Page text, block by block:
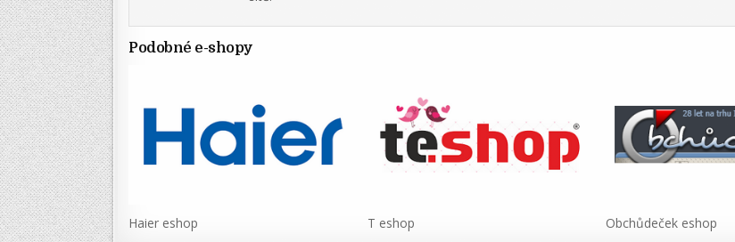
Podobné e-shopy
Haier eshop T eshop Obchůdeček eshop